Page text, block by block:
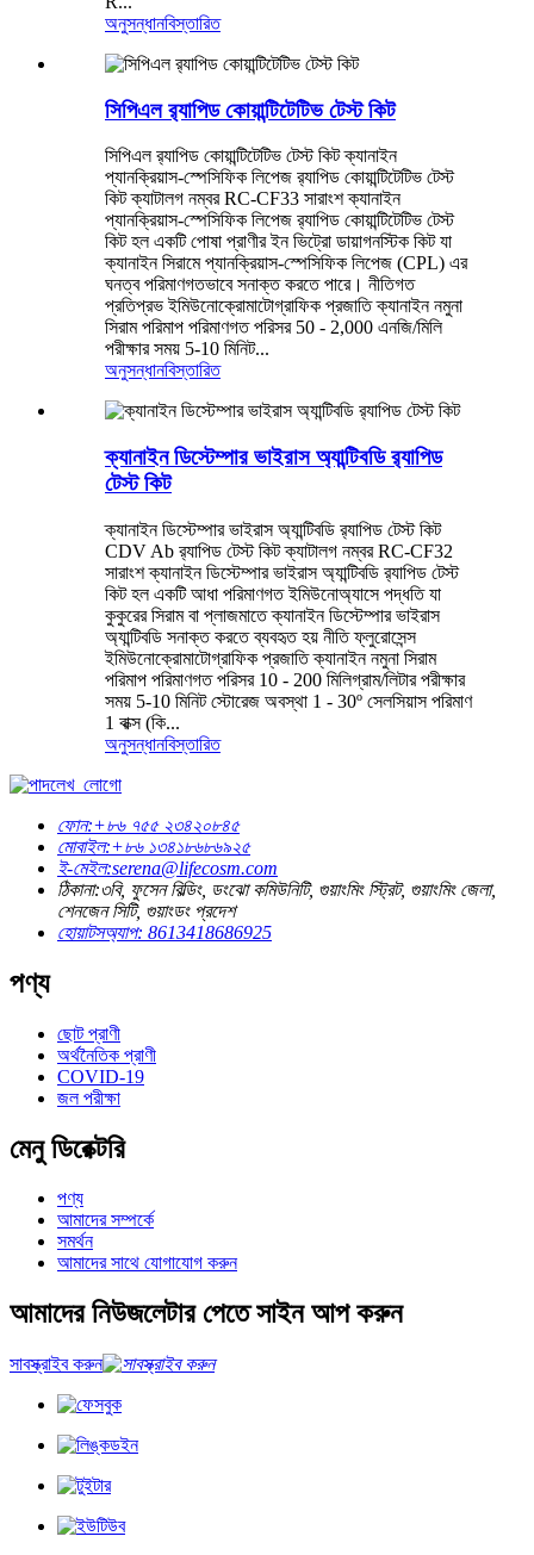
অনুসন্ধানবিস্তারিত
সিপিএল র‍্যাপিড কোয়ান্টিটেটিভ টেস্ট কিট
সিপিএল র‍্যাপিড কোয়ান্টিটেটিভ টেস্ট কিট ক্যানাইন
প্যানক্রিয়াস-স্পেসিফিক লিপেজ র‍্যাপিড কোয়ান্টিটেটিভ টেস্ট
কিট ক্যাটালগ নম্বর RC-CF33 সারাংশ ক্যানাইন
প্যানক্রিয়াস-স্পেসিফিক লিপেজ র‍্যাপিড কোয়ান্টিটেটিভ টেস্ট
কিট হল একটি পোষা প্রাণীর ইন ভিট্রো ডায়াগনস্টিক কিট যা
ক্যানাইন সিরামে প্যানক্রিয়াস-স্পেসিফিক লিপেজ (CPL) এর
ঘনত্ব পরিমাণগতভাবে সনাক্ত করতে পারে। নীতিগত
প্রতিপ্রভ ইমিউনোক্রোমাটোগ্রাফিক প্রজাতি ক্যানাইন নমুনা
সিরাম পরিমাপ পরিমাণগত পরিসর 50 - 2,000 এনজি/মিলি
পরীক্ষার সময় 5-10 মিনিট...
অনুসন্ধানবিস্তারিত
ক্যানাইন ডিস্টেম্পার ভাইরাস অ্যান্টিবডি র‍্যাপিড
টেস্ট কিট
ক্যানাইন ডিস্টেম্পার ভাইরাস অ্যান্টিবডি র‍্যাপিড টেস্ট কিট
CDV Ab র‍্যাপিড টেস্ট কিট ক্যাটালগ নম্বর RC-CF32
সারাংশ ক্যানাইন ডিস্টেম্পার ভাইরাস অ্যান্টিবডি র‍্যাপিড টেস্ট
কিট হল একটি আধা পরিমাণগত ইমিউনোঅ্যাসে পদ্ধতি যা
কুকুরের সিরাম বা প্লাজমাতে ক্যানাইন ডিস্টেম্পার ভাইরাস
অ্যান্টিবডি সনাক্ত করতে ব্যবহৃত হয় নীতি ফ্লুরোসেন্স
ইমিউনোক্রোমাটোগ্রাফিক প্রজাতি ক্যানাইন নমুনা সিরাম
পরিমাপ পরিমাণগত পরিসর 10 - 200 মিলিগ্রাম/লিটার পরীক্ষার
সময় 5-10 মিনিট স্টোরেজ অবস্থা 1 - 30º সেলসিয়াস পরিমাণ
1 বাক্স (কি...
অনুসন্ধানবিস্তারিত
ফোন:+৮৬ ৭৫৫ ২৩৪২০৮৪৫
মোবাইল:+৮৬ ১৩৪১৮৬৮৬৯২৫
ই-মেইল:serena@lifecosm.com
ঠিকানা:৩বি, ফুসেন বিল্ডিং, ডংঝো কমিউনিটি, গুয়াংমিং স্ট্রিট, গুয়াংমিং জেলা,
শেনজেন সিটি, গুয়াংডং প্রদেশ
হোয়াটসঅ্যাপ: 8613418686925
পণ্য
ছোট প্রাণী
অর্থনৈতিক প্রাণী
COVID-19
জল পরীক্ষা
মেনু ডিরেক্টরি
পণ্য
আমাদের সম্পর্কে
সমর্থন
আমাদের সাথে যোগাযোগ করুন
আমাদের নিউজলেটার পেতে সাইন আপ করুন
সাবস্ক্রাইব করুন